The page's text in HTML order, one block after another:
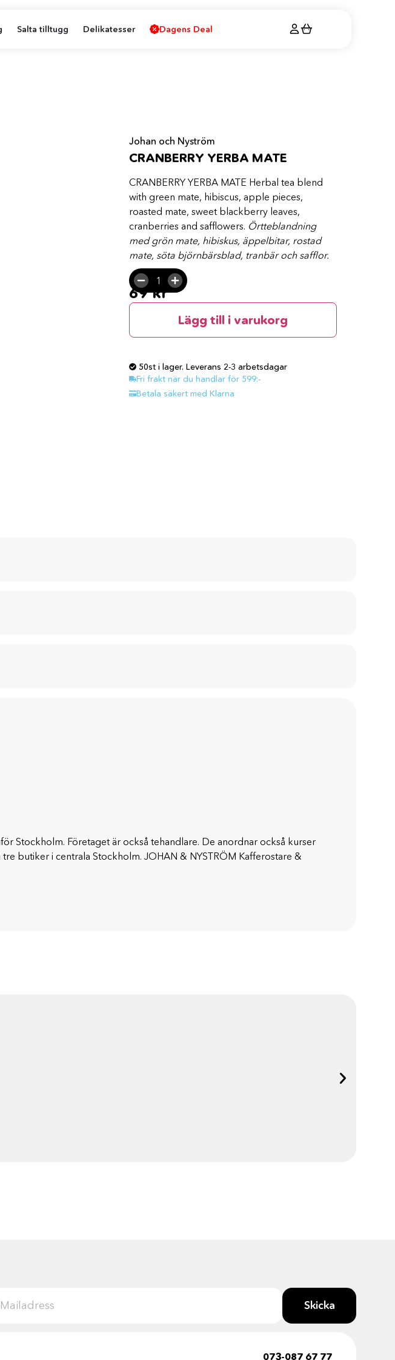
Salta tilltugg Delikatesser Dagens Deal
Johan och Nyström
CRANBERRY YERBA MATE
CRANBERRY YERBA MATE Herbal tea blend
with green mate, hibiscus, apple pieces,
roasted mate, sweet blackberry leaves,
cranberries and safflowers. Örtteblandning
med grön mate, hibiskus, äppelbitar, rostad
mate, söta björnbärsblad, tranbär och safflor.
Herbal tea
69kr
Lägg till i varukorg
50st i lager. Leverans 2-3 arbetsdagar
Fri frakt när du handlar för 599:-
Betala säkert med Klarna
Stockholm. Företaget är också tehandlare. De anordnar också kurser
butiker i centrala Stockholm. JOHAN & NYSTRÖM Kafferostare &
Skicka
073-087 67 77